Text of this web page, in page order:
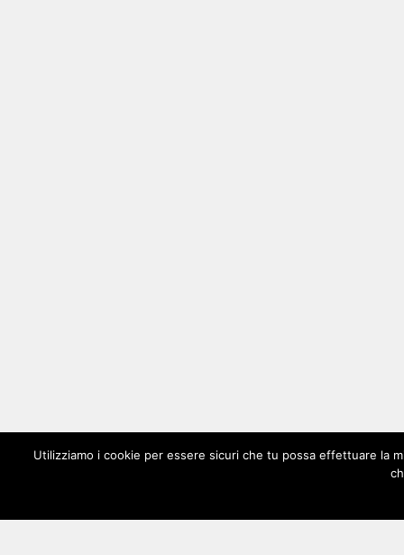
Utilizziamo i cookie per essere sicuri che tu possa effettuare la